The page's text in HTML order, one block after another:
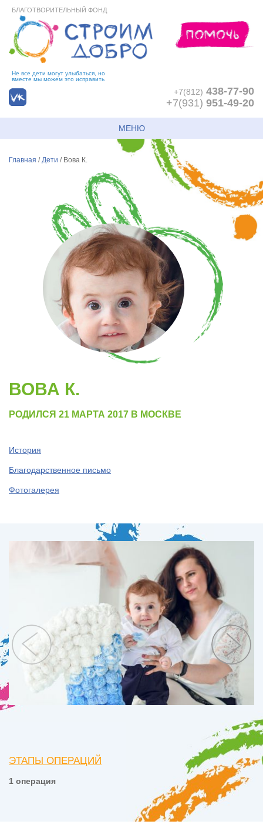
БЛАГОТВОРИТЕЛЬНЫЙ ФОНД
Не все дети могут улыбаться, но
вместе мы можем это исправить
+7(812) 438-77-90
+7(931) 951-49-20
МЕНЮ
Главная /Дети / Вова К.
ВОВА К.
РОДИЛСЯ 21 МАРТА 2017 В МОСКВЕ
История
Благодарственное письмо
Фотогалерея
ЭТАПЫ ОПЕРАЦИЙ
1 операция